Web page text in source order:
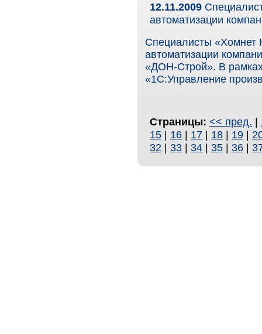
12.11.2009
автоматизации
Специалисты «Хомнет
автоматизации
«ДОН-Строй». В
«1С:Управление
Страницы: << пред. |
15 | 16 | 17 | 18 | 19 |
32 | 33 | 34 | 35 | 36 |